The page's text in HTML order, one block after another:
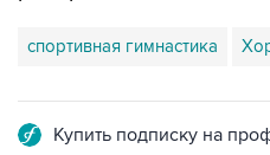
спортивная гимнастика
Купить подписку на